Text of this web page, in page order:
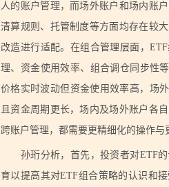
人的账户管理，而场外账户和场内账
清算规则、托管制度等方面均存在较
改造进行适配。在组合管理层面，
理、资金使用效率、组合调仓同步性
价格实时波动但资金使用效率高，场
且资金周期更长，场内及场外账户各
跨账户管理，都需要更精细化的操作与
孙珩分析，首先，投资者对ETF的
育以提高其对ETF组合策略的认识和